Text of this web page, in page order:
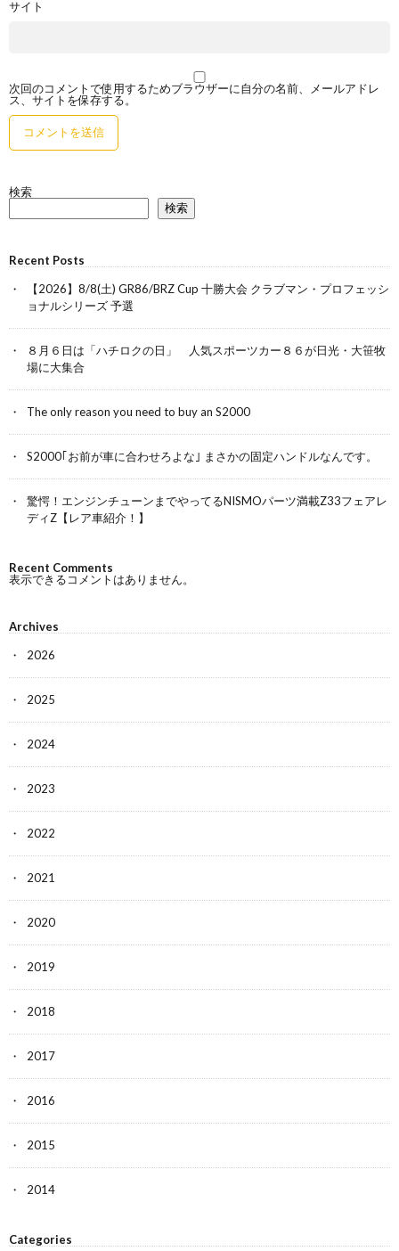
サイト
次回のコメントで使用するためブラウザーに自分の名前、メールアドレ
ス、サイトを保存する。
検索
検索
Recent Posts
【2026】8/8(土) GR86/BRZ Cup 十勝大会 クラブマン・プロフェッシ
ョナルシリーズ 予選
８月６日は「ハチロクの日」 人気スポーツカー８６が日光・大笹牧
場に大集合
The only reason you need to buy an S2000
S2000｢お前が車に合わせろよな｣ まさかの固定ハンドルなんです。
驚愕！エンジンチューンまでやってるNISMOパーツ満載Z33フェアレ
ディZ【レア車紹介！】
Recent Comments
表示できるコメントはありません。
Archives
2026
2025
2024
2023
2022
2021
2020
2019
2018
2017
2016
2015
2014
Categories